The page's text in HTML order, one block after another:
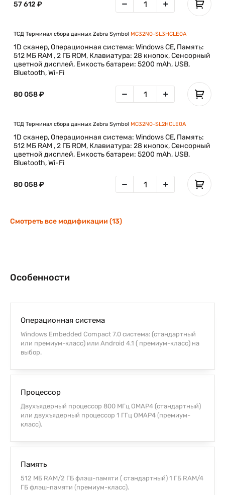
57 612 ₽
ТСД Терминал сбора данных Zebra Symbol MC32N0-SL3HCLE0A
1D сканер, Операционная система: Windows CE, Память:
512 МБ RAM , 2 ГБ ROM, Клавиатура: 28 кнопок, Сенсорный
цветной дисплей, Емкость батареи: 5200 mAh, USB,
Bluetooth, Wi-Fi
80 058 ₽
ТСД Терминал сбора данных Zebra Symbol MC32N0-SL2HCLE0A
1D сканер, Операционная система: Windows CE, Память:
512 МБ RAM , 2 ГБ ROM, Клавиатура: 28 кнопок, Сенсорный
цветной дисплей, Емкость батареи: 5200 mAh, USB,
Bluetooth, Wi-Fi
80 058 ₽
Смотреть все модификации (13)
Особенности
Операционная система
Windows Embedded Compact 7.0 система: (стандартный
или премиум-класс) или Android 4.1 ( премиум-класс) на
выбор.
Процессор
Двухъядерный процессор 800 МГц OMAP4 (стандартный)
или двухъядерный процессор 1 ГГц OMAP4 (премиум-
класс).
Память
512 MБ RAM/2 ГБ флэш-памяти ( стандартный) 1 ГБ RAM/4
ГБ флэш-памяти (премиум-класс).